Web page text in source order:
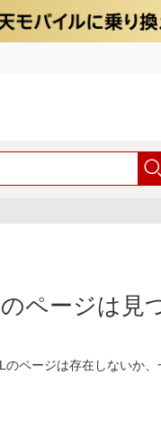
ページは見
のページは存在しないか